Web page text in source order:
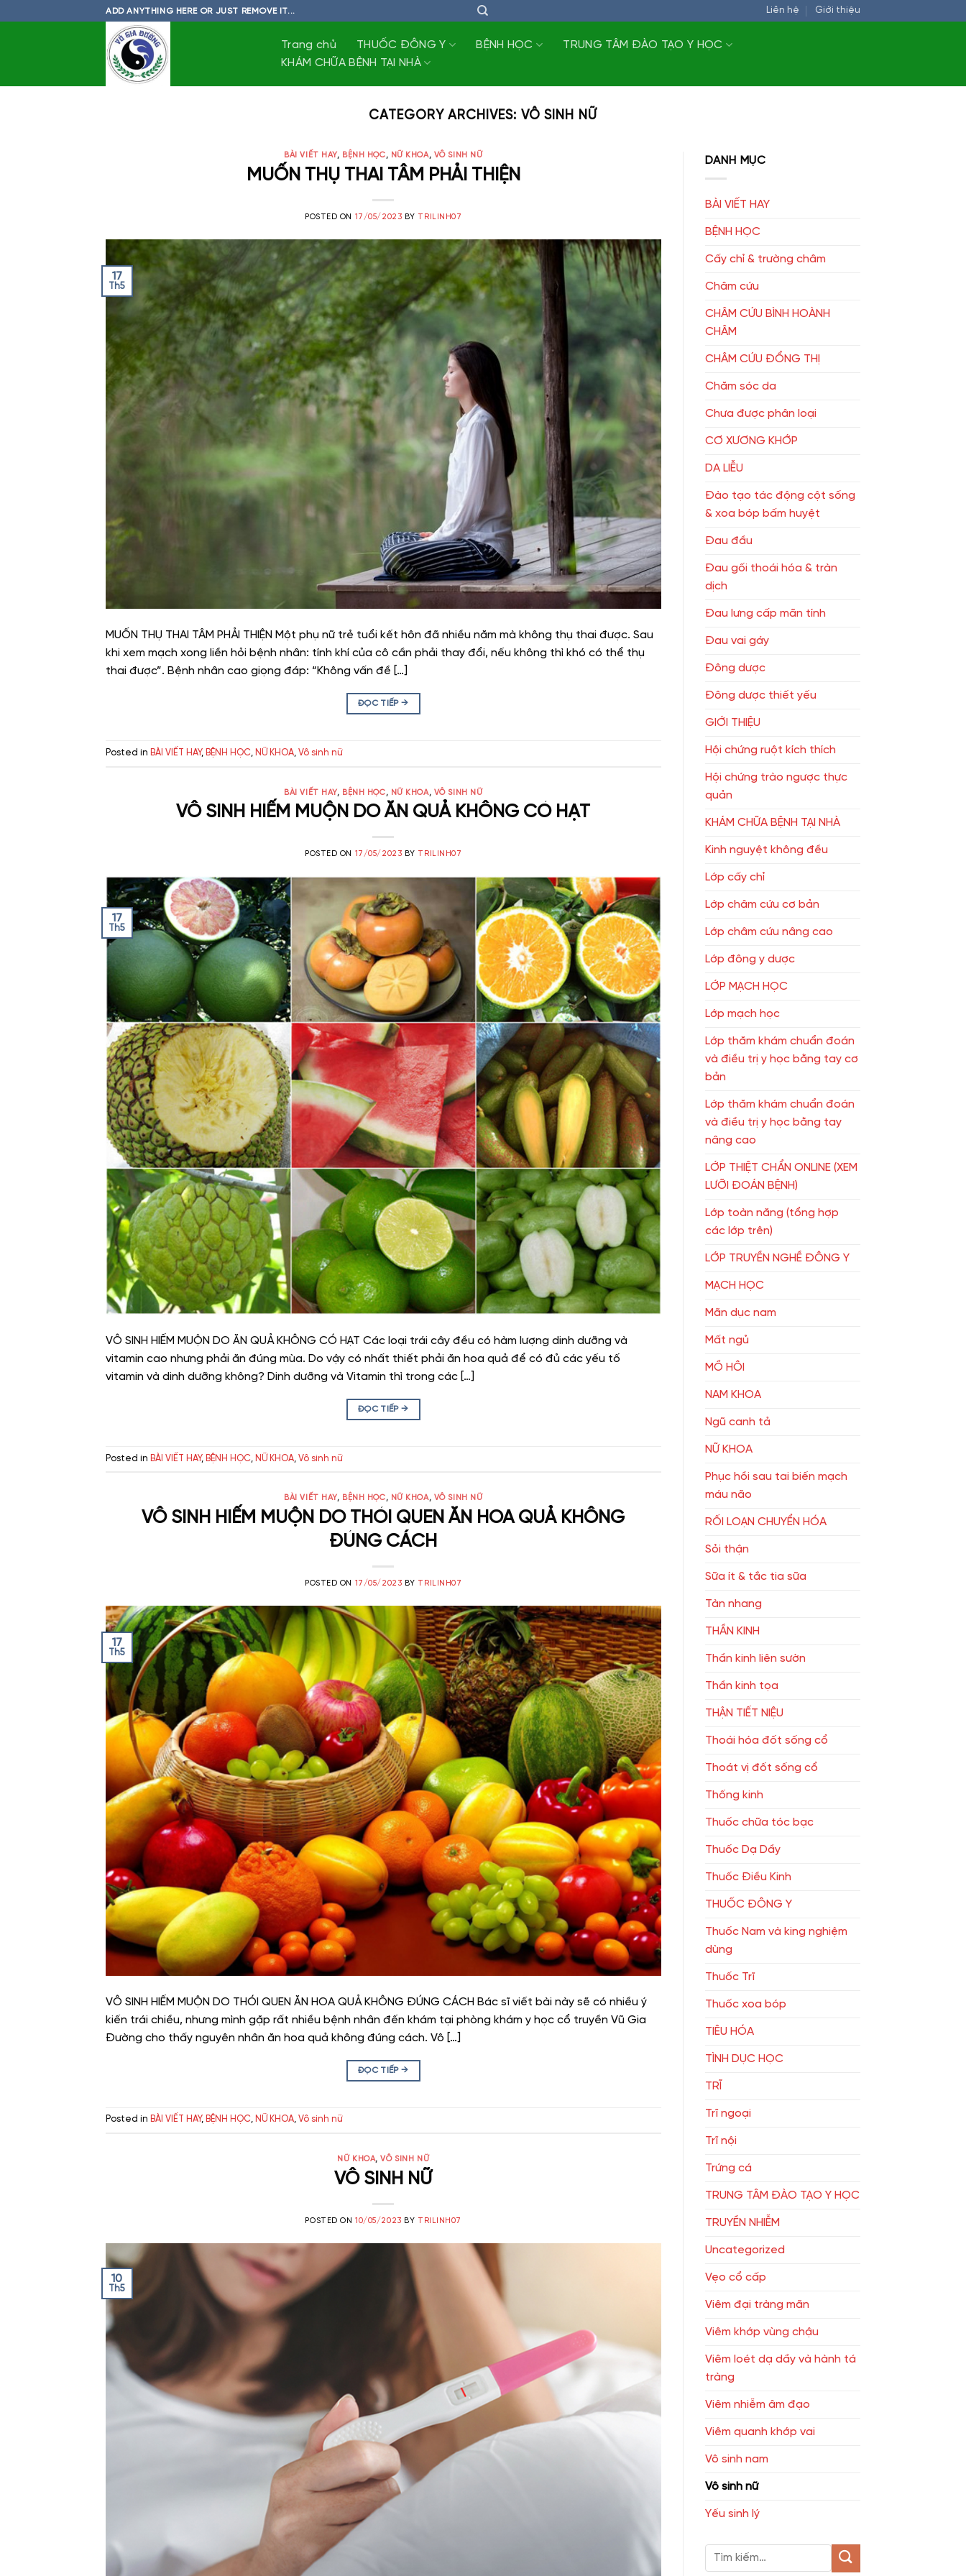
ADD ANYTHING HERE OR JUST REMOVE IT... Liên hệ Giới thiệu
Trang chủ THUỐC ĐÔNG Y BỆNH HỌC
TRUNG TÂM ĐÀO TẠO Y HỌC
KHÁM CHỮA BỆNH TẠI NHÀ
CATEGORY ARCHIVES: VÔ SINH NỮ
BÀI VIẾT HAY, BỆNH HỌC, NỮ KHOA, VÔ SINH NỮ
MUỐN THỤ THAI TÂM PHẢI THIỆN
POSTED ON 17/05/2023 BY TRILINH07
17
Th5
MUỐN THỤ THAI TÂM PHẢI THIỆN Một phụ nữ trẻ tuổi kết hôn đã nhiều năm mà không thụ thai được. Sau
khi xem mạch xong liền hỏi bệnh nhân: tính khí của cô cần phải thay đổi, nếu không thì khó có thể thụ
thai được”. Bệnh nhân cao giọng đáp: “Không vấn đề […]
ĐỌC TIẾP→
Posted in BÀI VIẾT HAY, BỆNH HỌC, NỮ KHOA, Vô sinh nữ
BÀI VIẾT HAY, BỆNH HỌC, NỮ KHOA, VÔ SINH NỮ
VÔ SINH HIẾM MUỘN DO ĂN QUẢ KHÔNG CÓ HẠT
POSTED ON 17/05/2023 BY TRILINH07
17
Th5
VÔ SINH HIẾM MUỘN DO ĂN QUẢ KHÔNG CÓ HẠT Các loại trái cây đều có hàm lượng dinh dưỡng và
vitamin cao nhưng phải ăn đúng mùa. Do vậy có nhất thiết phải ăn hoa quả để có đủ các yếu tố
vitamin và dinh dưỡng không? Dinh dưỡng và Vitamin thì trong các […]
ĐỌC TIẾP→
Posted in BÀI VIẾT HAY, BỆNH HỌC, NỮ KHOA, Vô sinh nữ
BÀI VIẾT HAY, BỆNH HỌC, NỮ KHOA, VÔ SINH NỮ
VÔ SINH HIẾM MUỘN DO THÓI QUEN ĂN HOA QUẢ KHÔNG
ĐÚNG CÁCH
POSTED ON 17/05/2023 BY TRILINH07
17
Th5
VÔ SINH HIẾM MUỘN DO THÓI QUEN ĂN HOA QUẢ KHÔNG ĐÚNG CÁCH Bác sĩ viết bài này sẽ có nhiều ý
kiến trái chiều, nhưng mình gặp rất nhiều bệnh nhân đến khám tại phòng khám y học cổ truyền Vũ Gia
Đường cho thấy nguyên nhân ăn hoa quả không đúng cách. Vô […]
ĐỌC TIẾP→
Posted in BÀI VIẾT HAY, BỆNH HỌC, NỮ KHOA, Vô sinh nữ
NỮ KHOA,VÔ SINH NỮ
VÔ SINH NỮ
POSTED ON10/05/2023 BY TRILINH07
10
Th5
DANH MỤC
BÀI VIẾT HAY
BỆNH HỌC
Cấy chỉ & trường châm
Châm cứu
CHÂM CỨU BÌNH HOÀNH
CHÂM
CHÂM CỨU ĐỔNG THỊ
Chăm sóc da
Chưa được phân loại
CƠ XƯƠNG KHỚP
DA LIỄU
Đào tạo tác động cột sống
& xoa bóp bấm huyệt
Đau đầu
Đau gối thoái hóa & tràn
dịch
Đau lưng cấp mãn tính
Đau vai gáy
Đông dược
Đông dược thiết yếu
GIỚI THIỆU
Hội chứng ruột kích thích
Hội chứng trào ngược thực
quản
KHÁM CHỮA BỆNH TẠI NHÀ
Kinh nguyệt không đều
Lớp cấy chỉ
Lớp châm cứu cơ bản
Lớp châm cứu nâng cao
Lớp đông y dược
LỚP MẠCH HỌC
Lớp mạch học
Lớp thăm khám chuẩn đoán
và điều trị y học bằng tay cơ
bản
Lớp thăm khám chuẩn đoán
và điều trị y học bằng tay
nâng cao
LỚP THIỆT CHẨN ONLINE (XEM
LƯỠI ĐOÁN BỆNH)
Lớp toàn năng (tổng hợp
các lớp trên)
LỚP TRUYỀN NGHỀ ĐÔNG Y
MẠCH HỌC
Mãn dục nam
Mất ngủ
MỒ HÔI
NAM KHOA
Ngũ canh tả
NỮ KHOA
Phục hồi sau tai biến mạch
máu não
RỐI LOẠN CHUYỂN HÓA
Sỏi thận
Sữa ít & tắc tia sữa
Tàn nhang
THẦN KINH
Thần kinh liên sườn
Thần kinh tọa
THẬN TIẾT NIỆU
Thoái hóa đốt sống cổ
Thoát vị đốt sống cổ
Thống kinh
Thuốc chữa tóc bạc
Thuốc Dạ Dầy
Thuốc Điều Kinh
THUỐC ĐÔNG Y
Thuốc Nam và king nghiệm
dùng
Thuốc Trĩ
Thuốc xoa bóp
TIÊU HÓA
TÌNH DỤC HỌC
TRĨ
Trĩ ngoại
Trĩ nội
Trứng cá
TRUNG TÂM ĐÀO TẠO Y HỌC
TRUYỀN NHIỄM
Uncategorized
Vẹo cổ cấp
Viêm đại tràng mãn
Viêm khớp vùng chậu
Viêm loét dạ dầy và hành tá
tràng
Viêm nhiễm âm đạo
Viêm quanh khớp vai
Vô sinh nam
Vô sinh nữ
Yếu sinh lý